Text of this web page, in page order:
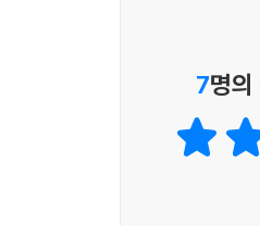
· 이 판은 조작됐다
· 체제에 대한 동
· 지방이 서울을 먹
· 지방은 한국의 버
7명